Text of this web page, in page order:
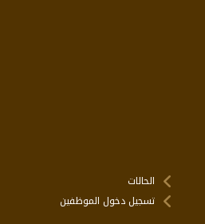
الحالات
تسجيل دخول الموظفين